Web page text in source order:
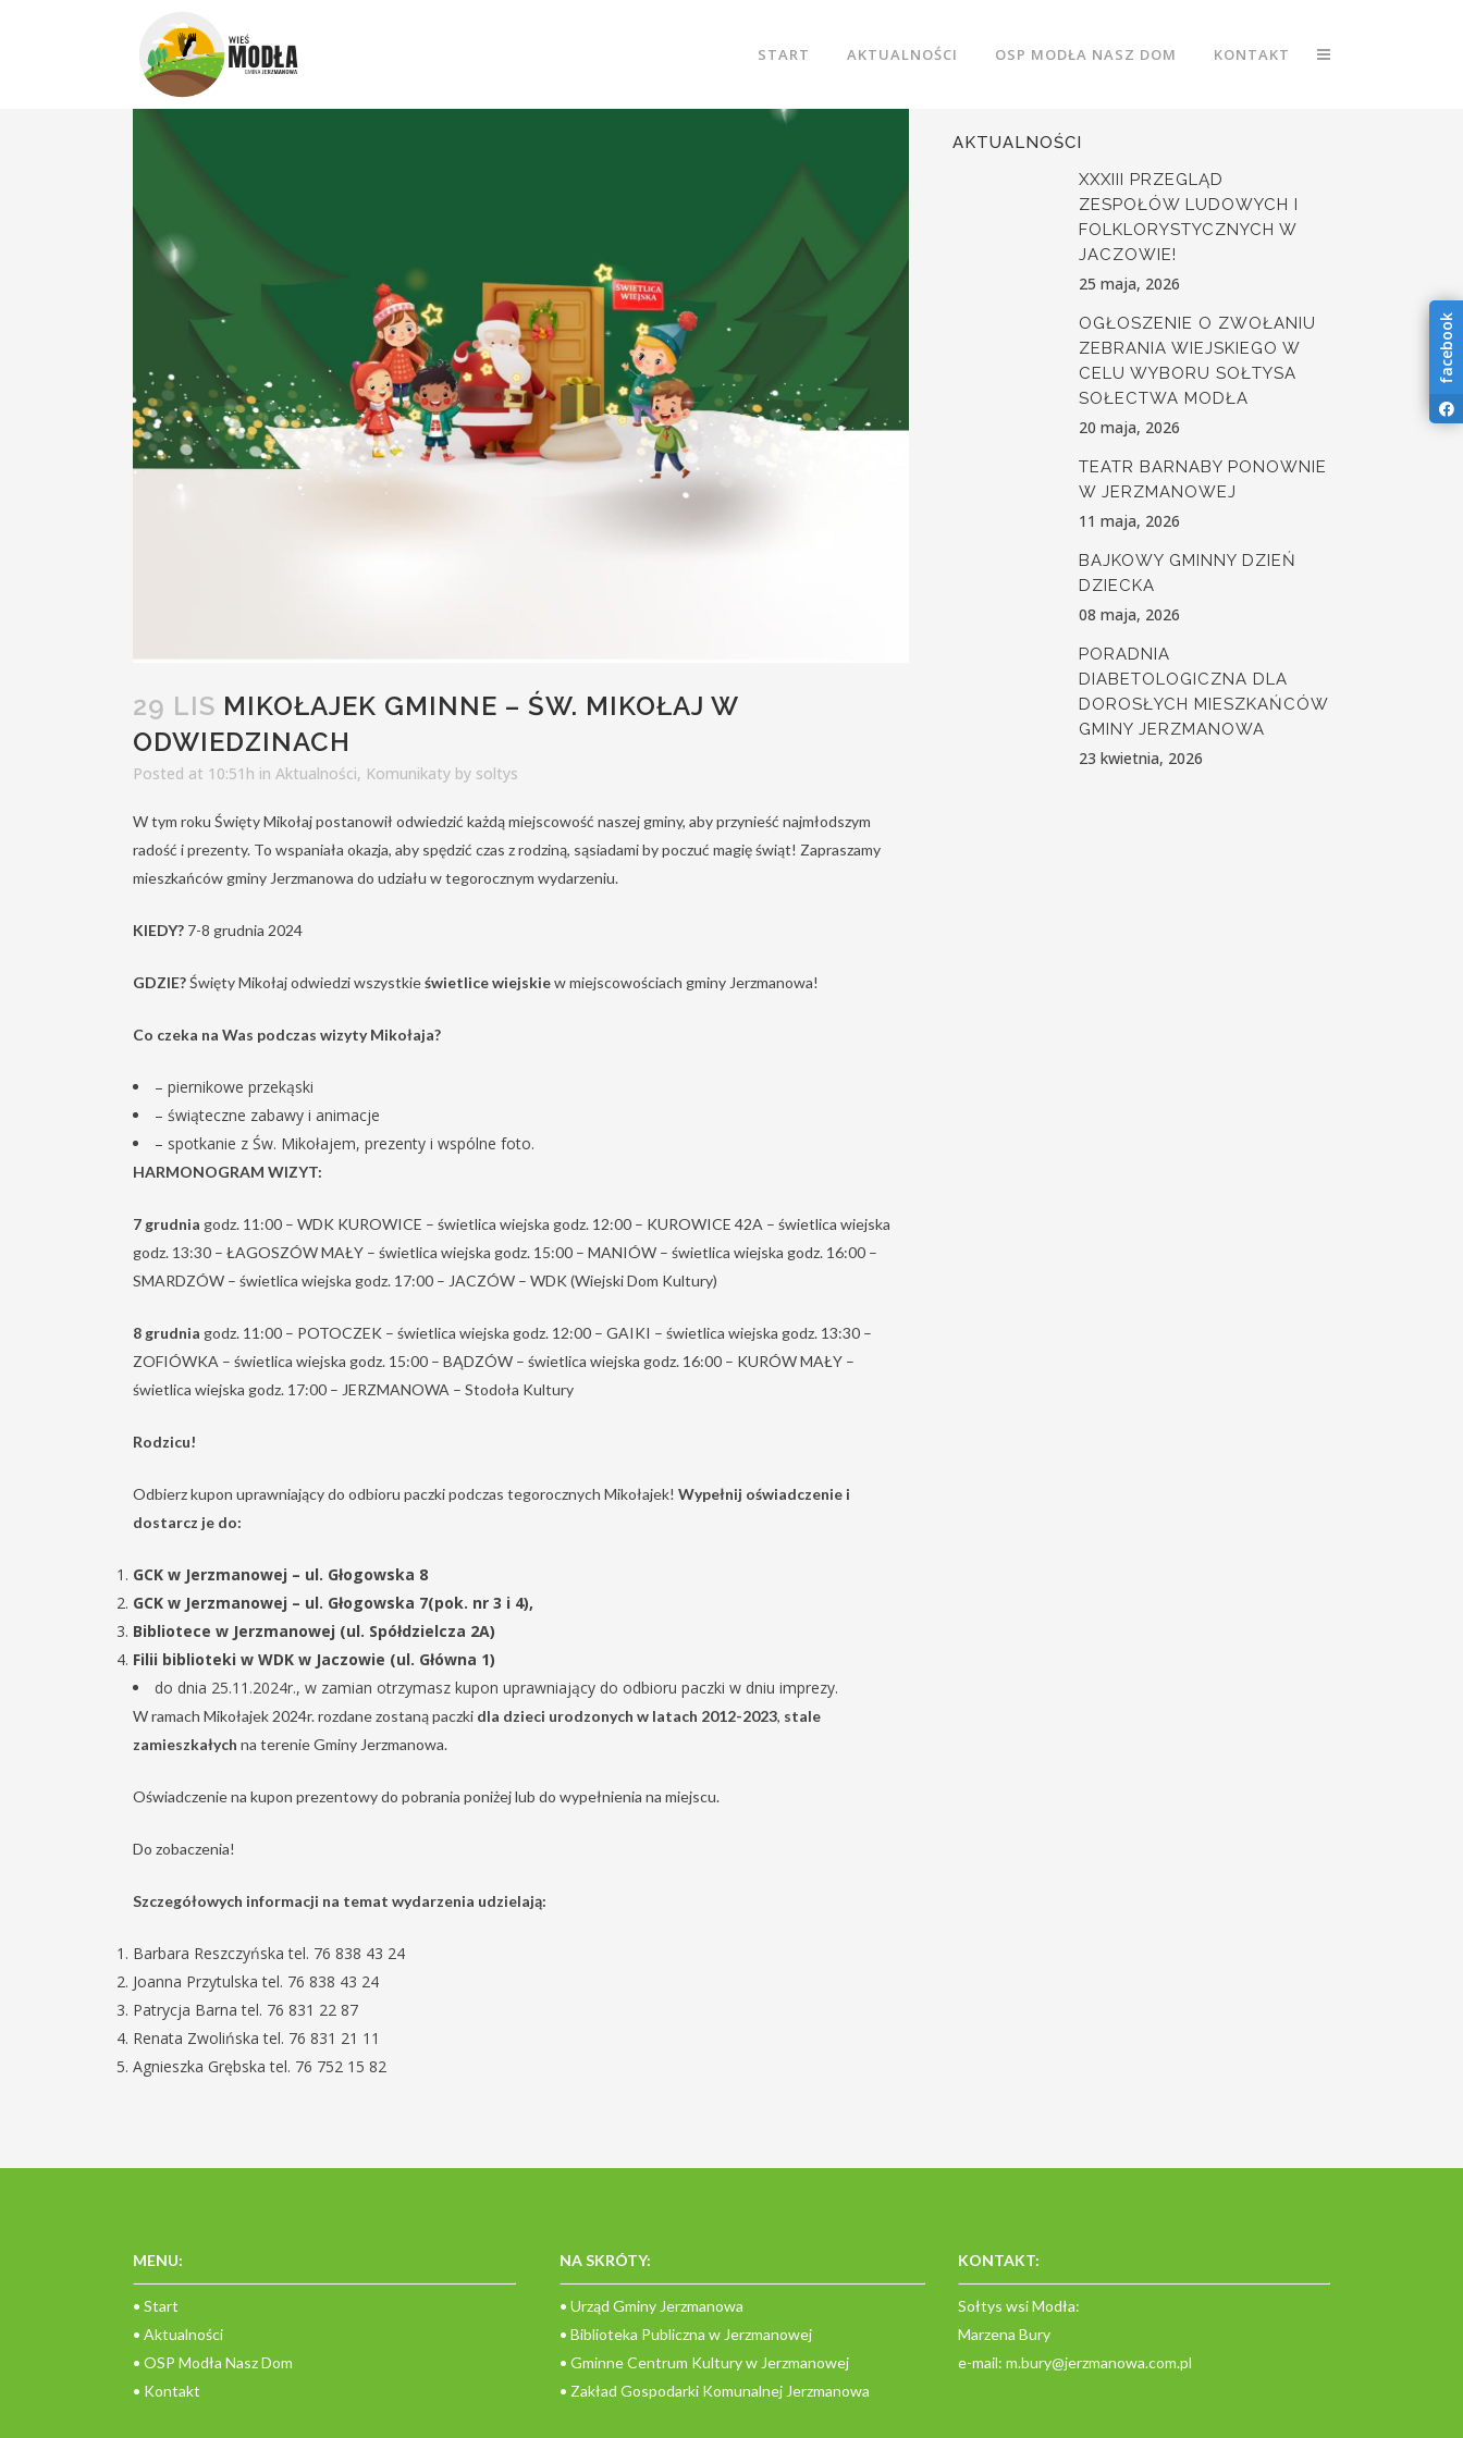
START AKTUALNOŚCI OSP MODŁA NASZ DOM KONTAKT
29 LIS MIKOŁAJEK GMINNE – ŚW. MIKOŁAJ W
ODWIEDZINACH
Posted at 10:51h in Aktualności, Komunikaty by soltys
W tym roku Święty Mikołaj postanowił odwiedzić każdą miejscowość naszej gminy, aby przynieść najmłodszym
radość i prezenty. To wspaniała okazja, aby spędzić czas z rodziną, sąsiadami by poczuć magię świąt! Zapraszamy
mieszkańców gminy Jerzmanowa do udziału w tegorocznym wydarzeniu.
KIEDY? 7-8 grudnia 2024
GDZIE?Święty Mikołaj odwiedzi wszystkieświetlice wiejskiew miejscowościach gminy Jerzmanowa!
Co czeka na Was podczas wizyty Mikołaja?
– piernikowe przekąski
– świąteczne zabawy i animacje
– spotkanie z Św. Mikołajem, prezenty i wspólne foto.
HARMONOGRAM WIZYT:
7 grudnia godz. 11:00 – WDK KUROWICE – świetlica wiejska godz. 12:00 – KUROWICE 42A – świetlica wiejska
godz. 13:30 – ŁAGOSZÓW MAŁY – świetlica wiejska godz. 15:00 – MANIÓW – świetlica wiejska godz. 16:00 –
SMARDZÓW – świetlica wiejska godz. 17:00 – JACZÓW – WDK (Wiejski Dom Kultury)
8 grudnia godz. 11:00 – POTOCZEK – świetlica wiejska godz. 12:00 – GAIKI – świetlica wiejska godz. 13:30 –
ZOFIÓWKA – świetlica wiejska godz. 15:00 – BĄDZÓW – świetlica wiejska godz. 16:00 – KURÓW MAŁY –
świetlica wiejska godz. 17:00 – JERZMANOWA – Stodoła Kultury
Rodzicu!
Odbierz kupon uprawniający do odbioru paczki podczas tegorocznych Mikołajek! Wypełnij oświadczenie i
dostarcz je do:
GCK w Jerzmanowej – ul. Głogowska 8
GCK w Jerzmanowej – ul. Głogowska 7(pok. nr 3 i 4),
Bibliotece w Jerzmanowej (ul. Spółdzielcza 2A)
Filii biblioteki w WDK w Jaczowie (ul. Główna 1)
do dnia 25.11.2024r., w zamian otrzymasz kupon uprawniający do odbioru paczki w dniu imprezy.
W ramach Mikołajek 2024r. rozdane zostaną paczki dla dzieci urodzonych w latach 2012-2023, stale
zamieszkałych na terenie Gminy Jerzmanowa.
Oświadczenie na kupon prezentowy do pobrania poniżej lub do wypełnienia na miejscu.
Do zobaczenia!
Szczegółowych informacji na temat wydarzenia udzielają:
Barbara Reszczyńska tel. 76 838 43 24
Joanna Przytulska tel. 76 838 43 24
Patrycja Barna tel. 76 831 22 87
Renata Zwolińska tel. 76 831 21 11
Agnieszka Grębska tel. 76 752 15 82
AKTUALNOŚCI
XXXIII PRZEGLĄD
ZESPOŁÓW LUDOWYCH I
FOLKLORYSTYCZNYCH W
JACZOWIE!
25 maja, 2026
OGŁOSZENIE O ZWOŁANIU
ZEBRANIA WIEJSKIEGO W
CELU WYBORU SOŁTYSA
SOŁECTWA MODŁA
20 maja, 2026
TEATR BARNABY PONOWNIE
W JERZMANOWEJ
11 maja, 2026
BAJKOWY GMINNY DZIEŃ
DZIECKA
08 maja, 2026
PORADNIA
DIABETOLOGICZNA DLA
DOROSŁYCH MIESZKAŃCÓW
GMINY JERZMANOWA
23 kwietnia, 2026
MENU:
• Start
• Aktualności
• OSP Modła Nasz Dom
• Kontakt
NA SKRÓTY:
• Urząd Gminy Jerzmanowa
• Biblioteka Publiczna w Jerzmanowej
• Gminne Centrum Kultury w Jerzmanowej
• Zakład Gospodarki Komunalnej Jerzmanowa
KONTAKT:
Sołtys wsi Modła:
Marzena Bury
e-mail:m.bury@jerzmanowa.com.pl
facebook